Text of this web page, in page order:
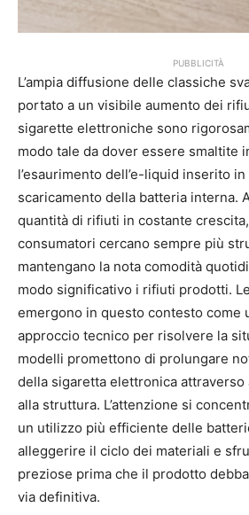
PUBBLICITÀ
L’ampia diffusione delle classiche
portato a un visibile aumento dei
sigarette elettroniche sono
modo tale da dover essere smaltite
l’esaurimento dell’e-liquid inserito
scaricamento della batteria interna.
quantità di rifiuti in costante
consumatori cercano sempre più
mantengano la nota comodità
modo significativo i rifiuti prodotti.
emergono in questo contesto come
approccio tecnico per risolvere la
modelli promettono di prolungare
della sigaretta elettronica attraverso
alla struttura. L’attenzione si
un utilizzo più efficiente delle
alleggerire il ciclo dei materiali e
preziose prima che il prodotto
via definitiva.